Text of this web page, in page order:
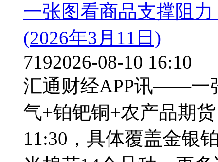
一张图看商品支撑阻
(2026年3月11日)
7192026-08-10 16:10
汇通财经APP讯——一
气+铂钯铜+农产品期
11:30，具体覆盖金银